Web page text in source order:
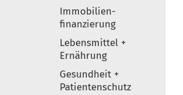
ElementeImmobilien-
finanzierung
Lebensmittel +
Ernährung
Gesundheit +
Patientenschutz